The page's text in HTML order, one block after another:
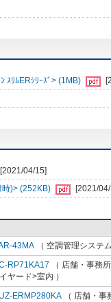
ｽﾘﾑERｼﾘｰｽﾞ> (1MB)
[2021/04/15]
時)> (252KB)
[2021/
43MA （ 空調管理システ
RP71KA17 （ 店舗・事務
ヤード>室内 ）
ERMP280KA （ 店舗・